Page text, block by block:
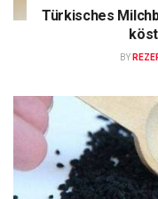
Türkisches
BY